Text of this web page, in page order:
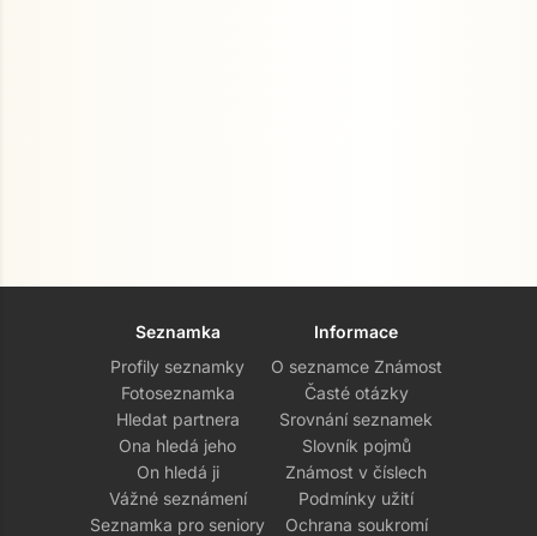
Seznamka
Profily seznamky
Fotoseznamka
Hledat partnera
Ona hledá jeho
On hledá ji
Vážné seznámení
Seznamka pro seniory
Informace
O seznamce Známost
Časté otázky
Srovnání seznamek
Slovník pojmů
Známost v číslech
Podmínky užití
Ochrana soukromí